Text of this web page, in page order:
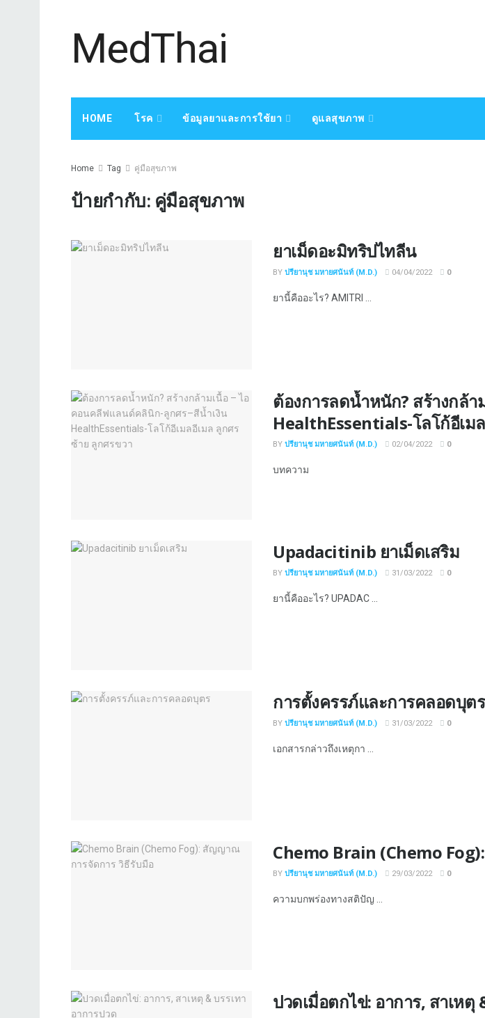
MedThai
HOME โรค ข้อมูลยาและการใช้ยา ดูแลสุขภาพ
Home Tag คู่มือสุขภาพ
ป้ายกำกับ: คู่มือสุขภาพ
ยาเม็ดอะมิทริปไทลีน
BY ปรียานุช มหายศนันท์ (M.D.) 04/04/2022 0
ยานี้คืออะไร? AMITRI ...
ต้องการลดน้ำหนัก? สร้างกล้
HealthEssentials-โลโก้อีเม
BY ปรียานุช มหายศนันท์ (M.D.) 02/04/2022 0
บทความ
Upadacitinib ยาเม็ดเสริม
BY ปรียานุช มหายศนันท์ (M.D.) 31/03/2022 0
ยานี้คืออะไร? UPADAC ...
การตั้งครรภ์และการคลอดบุตร
BY ปรียานุช มหายศนันท์ (M.D.) 31/03/2022 0
เอกสารกล่าวถึงเหตุกา ...
Chemo Brain (Chemo
BY ปรียานุช มหายศนันท์ (M.D.) 29/03/2022 0
ความบกพร่องทางสติปัญ ...
ปวดเมื่อตกไข่: อาการ, สาเหตุ